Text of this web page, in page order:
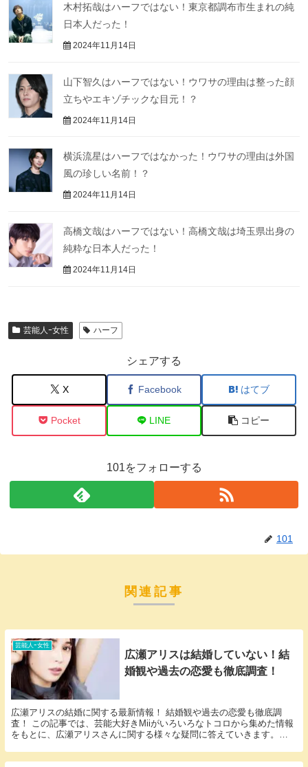
木村拓哉はハーフではない！東京都調布市生まれの純
日本人だった！
2024年11月14日
山下智久はハーフではない！ウワサの理由は整った顔
立ちやエキゾチックな目元！？
2024年11月14日
横浜流星はハーフではなかった！ウワサの理由は外国
風の珍しい名前！？
2024年11月14日
高橋文哉はハーフではない！高橋文哉は埼玉県出身の
純粋な日本人だった！
2024年11月14日
芸能人ｰ女性 ハーフ
シェアする
X Facebook はてブ
Pocket LINE コピー
101をフォローする
101
関連記事
芸能人ｰ女性
広瀬アリスは結婚していない！結
婚観や過去の恋愛も徹底調査！
広瀬アリスの結婚に関する最新情報！ 結婚観や過去の恋愛も徹底調
査！ この記事では、芸能大好きMiiがいろいろなトコロから集めた情報
をもとに、広瀬アリスさんに関する様々な疑問に答えていきます。